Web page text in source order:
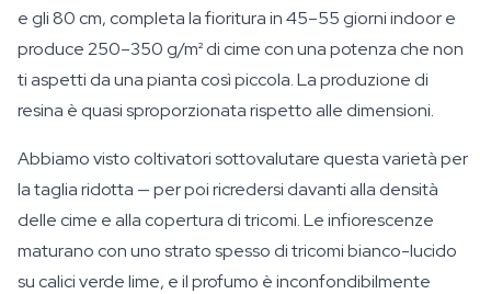
e gli 80 cm, completa la fioritura in 45–55 giorni indoor e
produce 250–350 g/m² di cime con una potenza che non
ti aspetti da una pianta così piccola. La produzione di
resina è quasi sproporzionata rispetto alle dimensioni.
Abbiamo visto coltivatori sottovalutare questa varietà per
la taglia ridotta — per poi ricredersi davanti alla densità
delle cime e alla copertura di tricomi. Le infiorescenze
maturano con uno strato spesso di tricomi bianco-lucido
su calici verde lime, e il profumo è inconfondibilmente